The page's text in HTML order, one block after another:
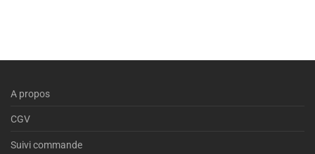
A propos
CGV
Suivi commande